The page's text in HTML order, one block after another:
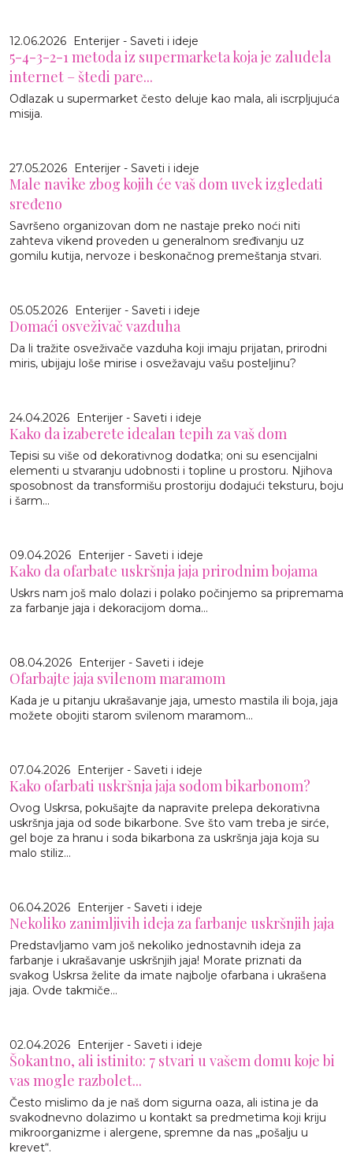
12.06.2026 Enterijer - Saveti i ideje
5-4-3-2-1 metoda iz supermarketa koja je zaludela
internet – štedi pare...
Odlazak u supermarket često deluje kao mala, ali iscrpljujuća
misija.
27.05.2026 Enterijer - Saveti i ideje
Male navike zbog kojih će vaš dom uvek izgledati
sređeno
Savršeno organizovan dom ne nastaje preko noći niti
zahteva vikend proveden u generalnom sređivanju uz
gomilu kutija, nervoze i beskonačnog premeštanja stvari.
05.05.2026 Enterijer - Saveti i ideje
Domaći osveživač vazduha
Da li tražite osveživače vazduha koji imaju prijatan, prirodni
miris, ubijaju loše mirise i osvežavaju vašu posteljinu?
24.04.2026 Enterijer - Saveti i ideje
Kako da izaberete idealan tepih za vaš dom
Tepisi su više od dekorativnog dodatka; oni su esencijalni
elementi u stvaranju udobnosti i topline u prostoru. Njihova
sposobnost da transformišu prostoriju dodajući teksturu, boju
i šarm...
09.04.2026 Enterijer - Saveti i ideje
Kako da ofarbate uskršnja jaja prirodnim bojama
Uskrs nam još malo dolazi i polako počinjemo sa pripremama
za farbanje jaja i dekoracijom doma...
08.04.2026 Enterijer - Saveti i ideje
Ofarbajte jaja svilenom maramom
Kada je u pitanju ukrašavanje jaja, umesto mastila ili boja, jaja
možete obojiti starom svilenom maramom...
07.04.2026 Enterijer - Saveti i ideje
Kako ofarbati uskršnja jaja sodom bikarbonom?
Ovog Uskrsa, pokušajte da napravite prelepa dekorativna
uskršnja jaja od sode bikarbone. Sve što vam treba je sirće,
gel boje za hranu i soda bikarbona za uskršnja jaja koja su
malo stiliz...
06.04.2026 Enterijer - Saveti i ideje
Nekoliko zanimljivih ideja za farbanje uskršnjih jaja
Predstavljamo vam još nekoliko jednostavnih ideja za
farbanje i ukrašavanje uskršnjih jaja! Morate priznati da
svakog Uskrsa želite da imate najbolje ofarbana i ukrašena
jaja. Ovde takmiče...
02.04.2026 Enterijer - Saveti i ideje
Šokantno, ali istinito: 7 stvari u vašem domu koje bi
vas mogle razbolet...
Često mislimo da je naš dom sigurna oaza, ali istina je da
svakodnevno dolazimo u kontakt sa predmetima koji kriju
mikroorganizme i alergene, spremne da nas „pošalju u
krevet“.